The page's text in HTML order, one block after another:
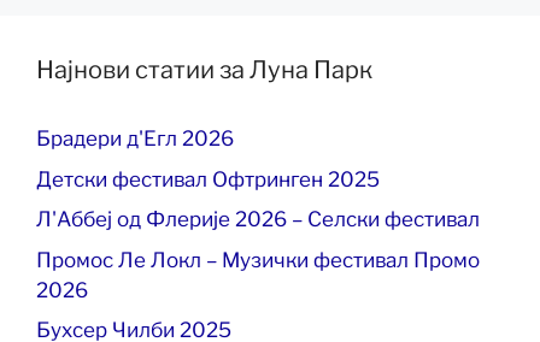
Најнови статии за Луна Парк
Брадери д'Егл 2026
Детски фестивал Офтринген 2025
Л'Аббеј од Флерије 2026 – Селски фестивал
Промос Ле Локл – Музички фестивал Промо
2026
Бухсер Чилби 2025